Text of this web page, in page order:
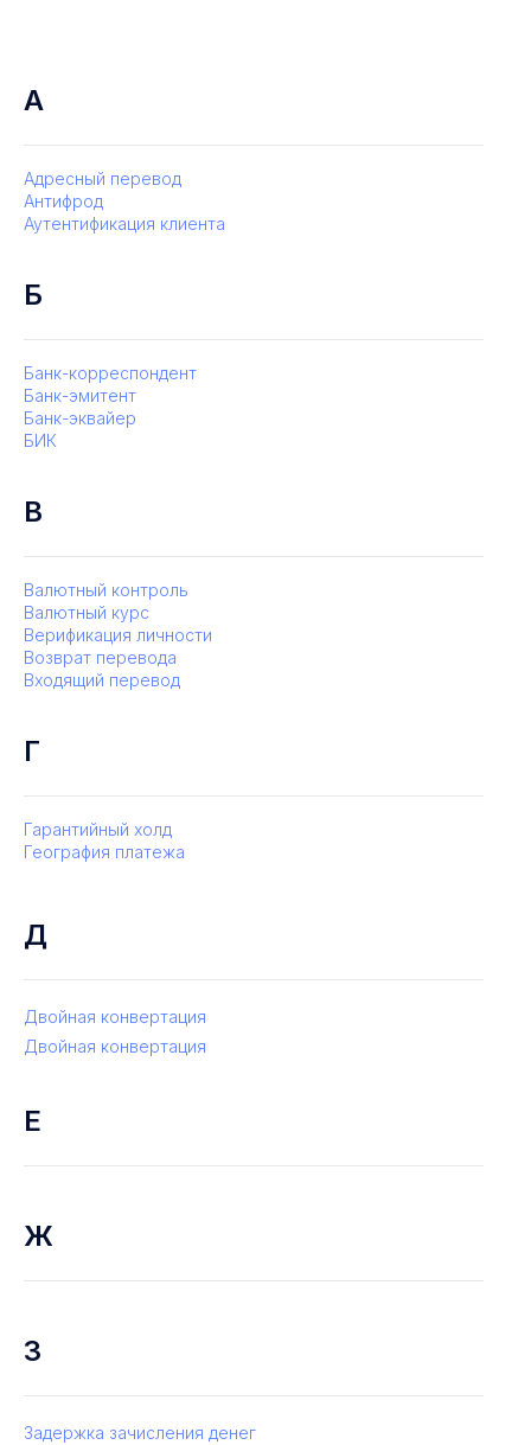
А
Адресный перевод
Антифрод
Аутентификация клиента
Б
Банк-корреспондент
Банк-эмитент
Банк-эквайер
БИК
В
Валютный контроль
Валютный курс
Верификация личности
Возврат перевода
Входящий перевод
Г
Гарантийный холд
География платежа
Д
Двойная конвертация
Двойная конвертация
Е
Ж
З
Задержка зачисления денег